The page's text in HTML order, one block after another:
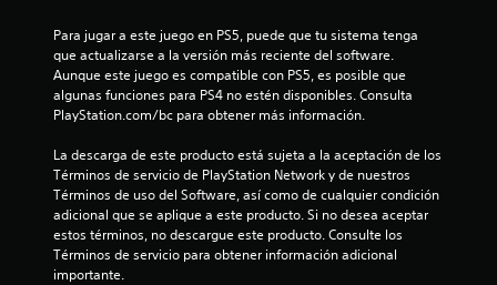
Para jugar a este juego en PS5, puede que tu sistema tenga
que actualizarse a la versión más reciente del software.
Aunque este juego es compatible con PS5, es posible que
algunas funciones para PS4 no estén disponibles. Consulta
PlayStation.com/bc para obtener más información.
La descarga de este producto está sujeta a la aceptación de los
Términos de servicio de PlayStation Network y de nuestros
Términos de uso del Software, así como de cualquier condición
adicional que se aplique a este producto. Si no desea aceptar
estos términos, no descargue este producto. Consulte los
Términos de servicio para obtener información adicional
importante.